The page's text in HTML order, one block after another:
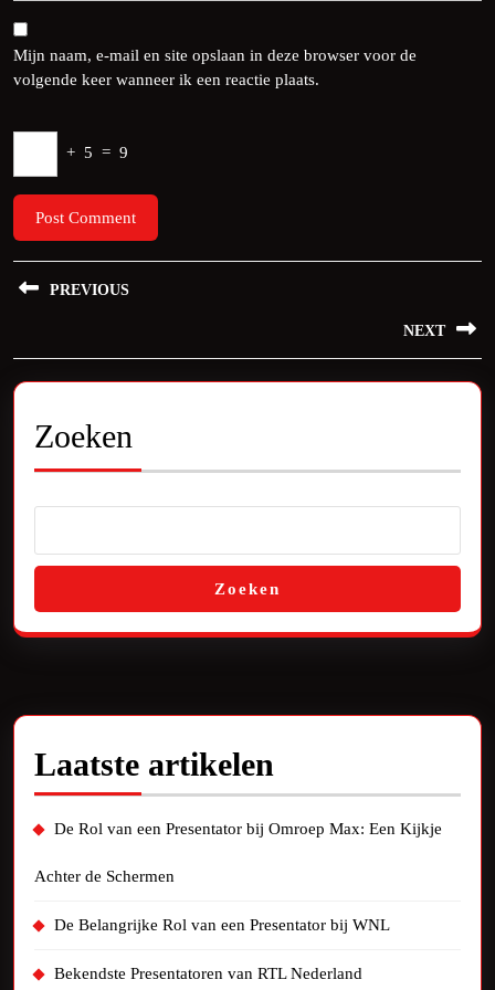
Mijn naam, e-mail en site opslaan in deze browser voor de
volgende keer wanneer ik een reactie plaats.
+ 5 = 9
Bericht
PREVIOUS
post:
NEXT
Next
Zoeken
Zoeken
Laatste artikelen
De Rol van een Presentator bij Omroep Max: Een Kijkje
Achter de Schermen
De Belangrijke Rol van een Presentator bij WNL
Bekendste Presentatoren van RTL Nederland